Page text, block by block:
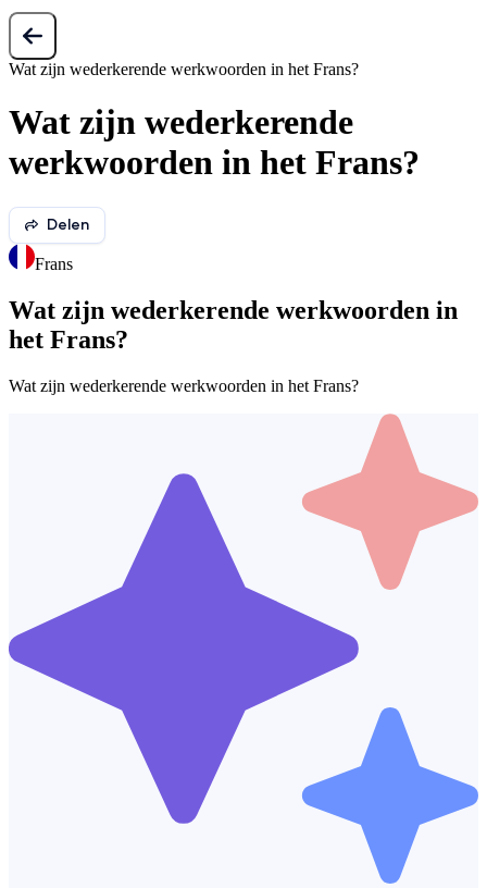
Wat zijn wederkerende werkwoorden in het Frans?
Wat zijn wederkerende
werkwoorden in het Frans?
Delen
Frans
Wat zijn wederkerende werkwoorden in
het Frans?
Wat zijn wederkerende werkwoorden in het Frans?